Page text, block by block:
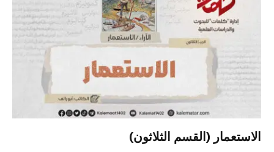
الاستعمار (القسم الثلاثون)